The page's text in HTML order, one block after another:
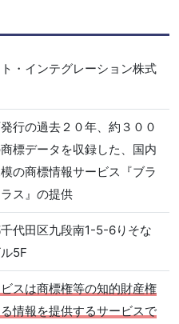
・インテグレーション株式
行の過去２０年、約３００
標データを収録した、国内
の商標情報サービス『ブラ
ス』の提供
代田区九段南1-5-6りそな
5F
スは商標権等の知的財産権
情報を提供するサービスで